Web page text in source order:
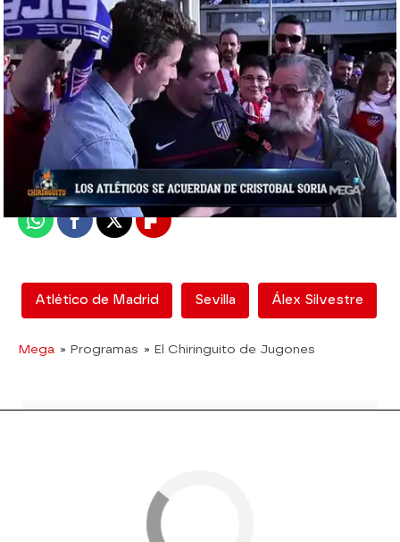
mega
Madrid
Publicado: 12 de febrero de 2018, 13:02
WhatsappFacebook
X Flipboard
Atlético de Madrid Sevilla Álex Silvestre
Mega » Programas » El Chiringuito de Jugones